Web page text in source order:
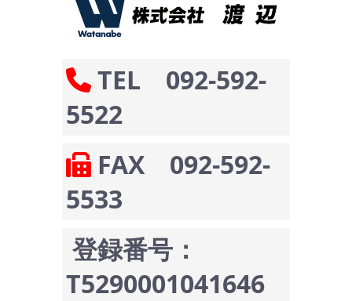
TEL 092-592-
5522
FAX 092-592-
5533
登録番号：
T5290001041646